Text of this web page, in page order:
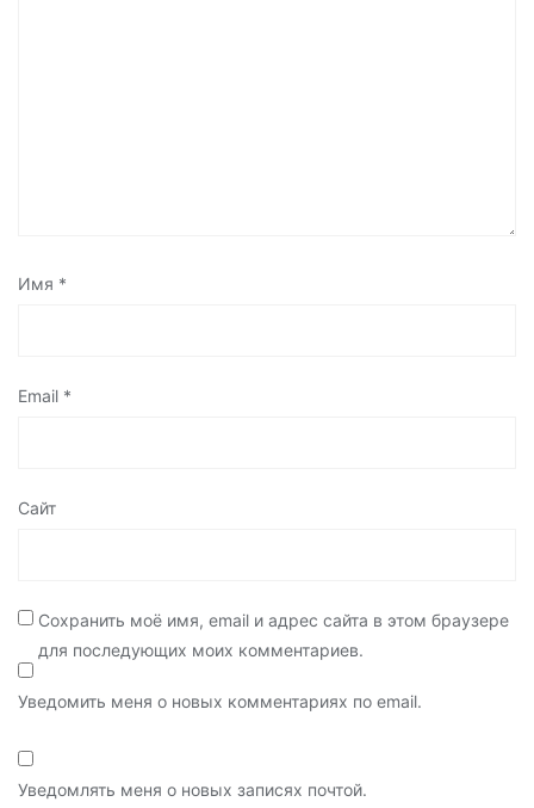
Имя *
Email *
Сайт
Сохранить моё имя, email и адрес сайта в этом браузере
для последующих моих комментариев.
Уведомить меня о новых комментариях по email.
Уведомлять меня о новых записях почтой.